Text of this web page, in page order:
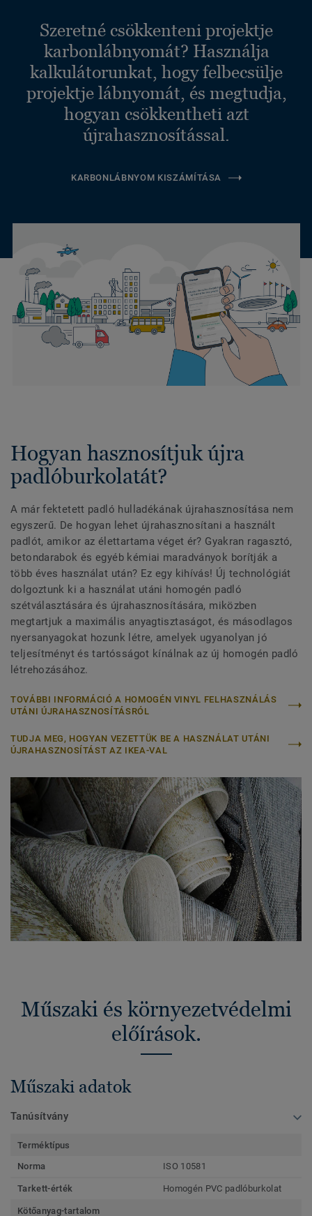
Szeretné csökkenteni projektje
karbonlábnyomát? Használja
kalkulátorunkat, hogy felbecsülje
projektje lábnyomát, és megtudja,
hogyan csökkentheti azt
újrahasznosítással.
KARBONLÁBNYOM KISZÁMÍTÁSA
Hogyan hasznosítjuk újra
padlóburkolatát?
A már fektetett padló hulladékának újrahasznosítása nem
egyszerű. De hogyan lehet újrahasznosítani a használt
padlót, amikor az élettartama véget ér? Gyakran ragasztó,
betondarabok és egyéb kémiai maradványok borítják a
több éves használat után? Ez egy kihívás! Új technológiát
dolgoztunk ki a használat utáni homogén padló
szétválasztására és újrahasznosítására, miközben
megtartjuk a maximális anyagtisztaságot, és másodlagos
nyersanyagokat hozunk létre, amelyek ugyanolyan jó
teljesítményt és tartósságot kínálnak az új homogén padló
létrehozásához.
TOVÁBBI INFORMÁCIÓ A HOMOGÉN VINYL FELHASZNÁLÁS
UTÁNI ÚJRAHASZNOSÍTÁSRÓL
TUDJA MEG, HOGYAN VEZETTÜK BE A HASZNÁLAT UTÁNI
ÚJRAHASZNOSÍTÁST AZ IKEA-VAL
Műszaki és környezetvédelmi
előírások.
Műszaki adatok
Tanúsítvány
Terméktípus
Norma
ISO 10581
Tarkett-érték Homogén PVC padlóburkolat
Kötőanyag-tartalom